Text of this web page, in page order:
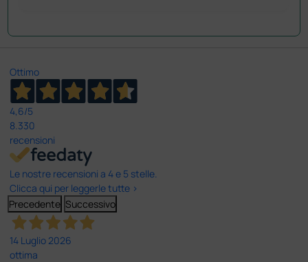
Ottimo
4,6/5
8.330
recensioni
Le nostre recensioni a 4 e 5 stelle.
Clicca qui per leggerle tutte >
Precedente Successivo
14 Luglio 2026
ottima